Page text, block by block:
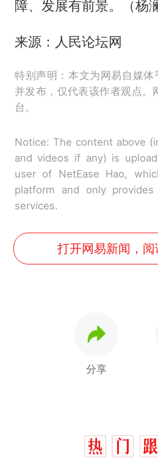
障、发展有前景。（杨澜
来源：人民论坛网
特别声明：本文为网易自媒体
并发布，仅代表该作者观点。
台。
Notice: The content above
and videos if any) is
user of NetEase Hao,
platform and only
services.
打开网易新闻，
分享